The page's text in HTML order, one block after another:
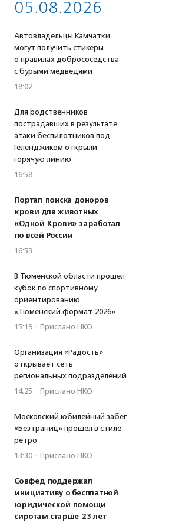
05.08.2026
Автовладельцы Камчатки
могут получить стикеры
о правилах добрососедства
с бурыми медведями
18:02
Для родственников
пострадавших в результате
атаки беспилотников под
Геленджиком открыли
горячую линию
16:58
Портал поиска доноров
крови для животных
«Одной Крови» заработал
по всей России
16:53
В Тюменской области прошел
кубок по спортивному
ориентированию
«Тюменский формат-2026»
15:19 · Прислано НКО
Организация «Радость»
открывает сеть
региональных подразделений
14:25 · Прислано НКО
Московский юбилейный забег
«Без границ» прошел в стиле
ретро
13:30 · Прислано НКО
Совфед поддержал
инициативу о бесплатной
юридической помощи
сиротам старше 23 лет